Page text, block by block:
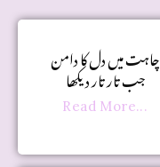
چاہت میں دل کا دامن
جب تار تار دیکھا
Read More...